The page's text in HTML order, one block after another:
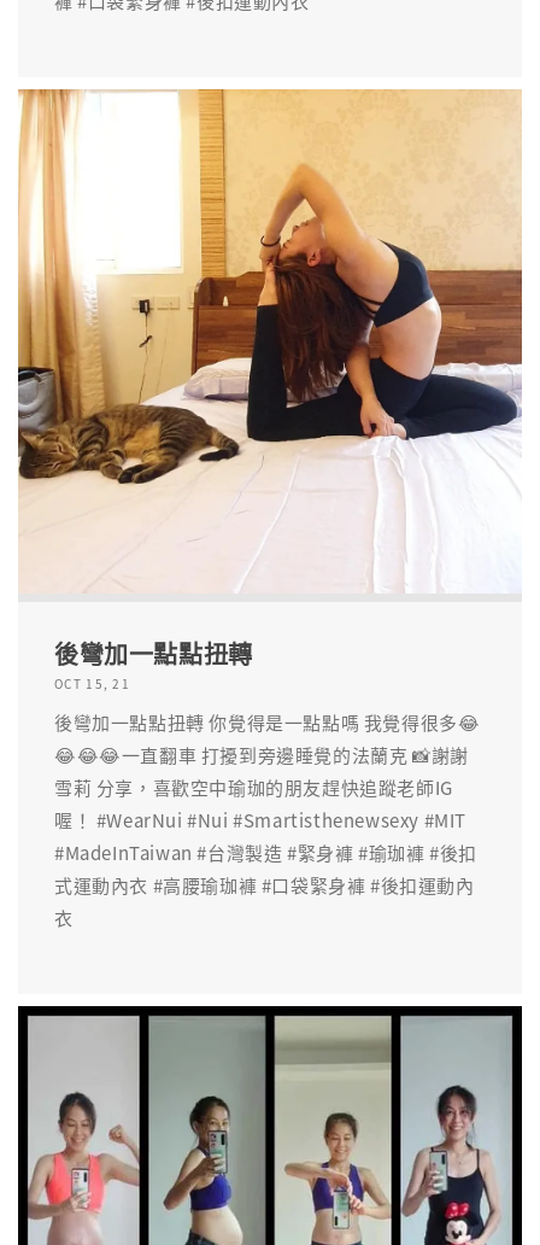
後彎加一點點扭轉
OCT 15, 21
後彎加一點點扭轉 你覺得是一點點嗎 我覺得很多😂
😂😂😂一直翻車 打擾到旁邊睡覺的法蘭克 📸謝謝
雪莉 分享，喜歡空中瑜珈的朋友趕快追蹤老師IG
喔！ #WearNui #Nui #Smartisthenewsexy #MIT
#MadeInTaiwan #台灣製造 #緊身褲 #瑜珈褲 #後扣
式運動內衣 #高腰瑜珈褲 #口袋緊身褲 #後扣運動內
衣